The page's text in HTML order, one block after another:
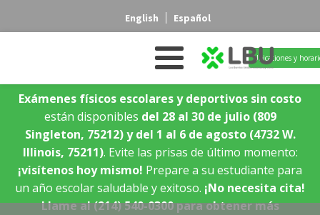
English Español
Ubicaciones y
Exámenes físicos escolares y deportivos sin costo
están disponibles del 28 al 30 de julio (809
Singleton, 75212) y del 1 al 6 de agosto (4732 W.
Illinois, 75211). Evite las prisas de último momento:
¡visítenos hoy mismo! Prepare a su estudiante para
un año escolar saludable y exitoso. ¡No necesita cita!
Llame al (214) 540-0300 para obtener más